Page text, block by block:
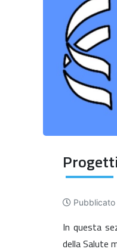
In questa
della Salute